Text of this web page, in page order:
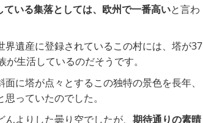
ている集落としては、欧州で一番高いと言わ
界遺産に登録されているこの村には、塔が37
が生活しているのだそうです。
面に塔が点々とするこの独特の景色を長年、
っていたのでした。
んよりした曇り空でしたが、 期待通りの素晴